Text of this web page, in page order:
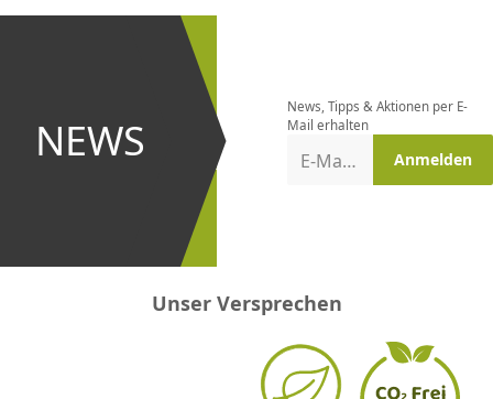
NEWS
und bei
Aktionen
News, Tipps & Aktionen per E-
Mail erhalten
E-Mail-Adresse Anmelden
Unser Versprechen